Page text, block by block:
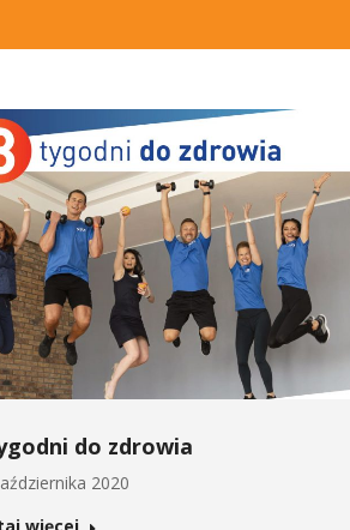
do zdrowia
2020